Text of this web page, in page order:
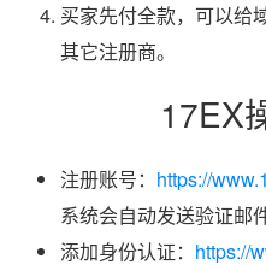
买家先付全款，可以给
其它注册商。
17EX
注册账号： https://
系统会自动发送验证邮
添加身份认证： https://